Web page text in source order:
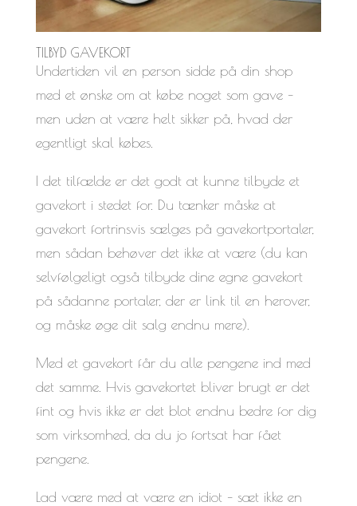
TILBYD GAVEKORT
Undertiden vil en person sidde på din shop
med et ønske om at købe noget som gave –
men uden at være helt sikker på, hvad der
egentligt skal købes.
I det tilfælde er det godt at kunne tilbyde et
gavekort i stedet for. Du tænker måske at
gavekort fortrinsvis sælges på gavekortportaler,
men sådan behøver det ikke at være (du kan
selvfølgeligt også tilbyde dine egne gavekort
på sådanne portaler, der er link til en herover,
og måske øge dit salg endnu mere).
Med et gavekort får du alle pengene ind med
det samme. Hvis gavekortet bliver brugt er det
fint og hvis ikke er det blot endnu bedre for dig
som virksomhed, da du jo fortsat har fået
pengene.
Lad være med at være en idiot – sæt ikke en